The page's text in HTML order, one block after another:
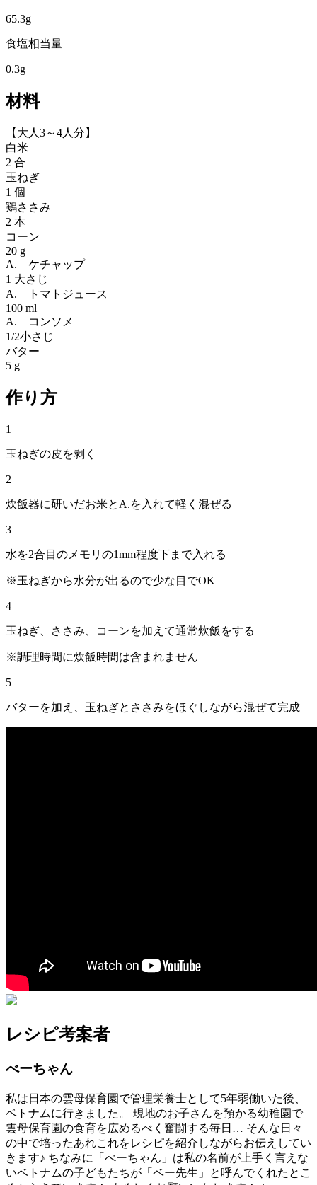
65.3g
食塩相当量
0.3g
材料
【大人3～4人分】
白米
2 合
玉ねぎ
1 個
鶏ささみ
2 本
コーン
20 g
A. ケチャップ
1 大さじ
A. トマトジュース
100 ml
A. コンソメ
1/2小さじ
バター
5 g
作り方
1
玉ねぎの皮を剥く
2
炊飯器に研いだお米とA.を入れて軽く混ぜる
3
水を2合目のメモリの1mm程度下まで入れる
※玉ねぎから水分が出るので少な目でOK
4
玉ねぎ、ささみ、コーンを加えて通常炊飯をする
※調理時間に炊飯時間は含まれません
5
バターを加え、玉ねぎとささみをほぐしながら混ぜて完成
レシピ考案者
べーちゃん
私は日本の雲母保育園で管理栄養士として5年弱働いた後、
ベトナムに行きました。 現地のお子さんを預かる幼稚園で
雲母保育園の食育を広めるべく奮闘する毎日… そんな日々
の中で培ったあれこれをレシピを紹介しながらお伝えしてい
きます♪ ちなみに「べーちゃん」は私の名前が上手く言えな
いベトナムの子どもたちが「ベー先生」と呼んでくれたとこ